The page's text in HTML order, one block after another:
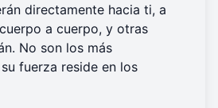
directamente hacia ti, a
a cuerpo, y otras
No son los más
fuerza reside en los